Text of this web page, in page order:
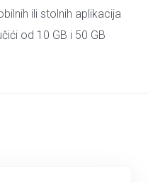
ili stolnih aplikacija
od 10 GB i 50 GB